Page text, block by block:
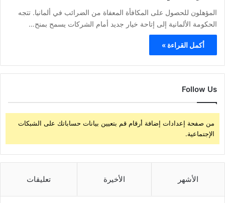
المؤهلون للحصول على المكافأة المعفاة من الضرائب في ألمانيا. تتجه
الحكومة الألمانية إلى إتاحة خيار جديد أمام الشركات يسمح بمنح…
أكمل القراءة »
Follow Us
من صفحة إعدادات إضافة أرقام قم بتعيين بيانات حساباتك على الشبكات
الإجتماعية.
الأشهر الأخيرة تعليقات